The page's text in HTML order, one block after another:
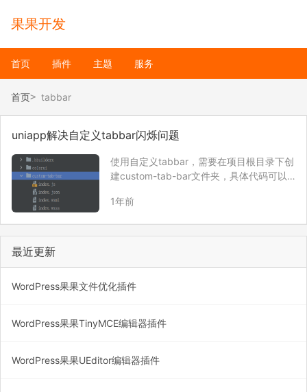
果果开发
首页 插件 主题 服务
首页 tabbar
uniapp解决自定义tabbar闪烁问题
使用自定义tabbar，需要在项目根目录下创
建custom-tab-bar文件夹，具体代码可以
个问题，就是点击tabbar后，下面的图标无
1年前
最近更新
WordPress果果文件优化插件
WordPress果果TinyMCE编辑器插件
WordPress果果UEditor编辑器插件